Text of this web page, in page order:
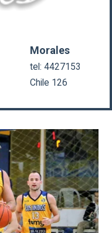
Morales
tel: 4427153
Chile 126